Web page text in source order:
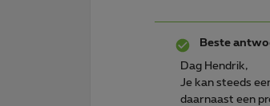
Beste
Dag Hendrik,
Je kan steeds
daarnaast een